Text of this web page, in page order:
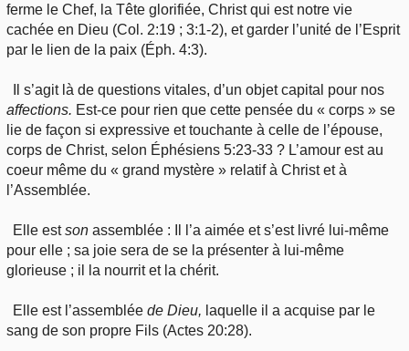
ferme le Chef, la Tête glorifiée, Christ qui est notre vie
cachée en Dieu (Col. 2:19 ; 3:1-2), et garder l’unité de l’Esprit
par le lien de la paix (Éph. 4:3).
Il s’agit là de questions vitales, d’un objet capital pour nos
affections. Est-ce pour rien que cette pensée du « corps » se
lie de façon si expressive et touchante à celle de l’épouse,
corps de Christ, selon Éphésiens 5:23-33 ? L’amour est au
coeur même du « grand mystère » relatif à Christ et à
l’Assemblée.
Elle estson assemblée : Il l’a aimée et s’est livré lui-même
pour elle ; sa joie sera de se la présenter à lui-même
glorieuse ; il la nourrit et la chérit.
Elle est l’assembléede Dieu, laquelle il a acquise par le
sang de son propre Fils (Actes 20:28).